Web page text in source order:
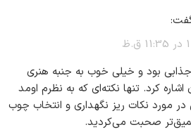
جذابی بود و خیلی خوب به جنبه هنری
کرد. تنها نکته‌ای که به نظرم اومد
در مورد نکات ریز نگهداری و انتخاب چوب
صحبت می‌کردید.